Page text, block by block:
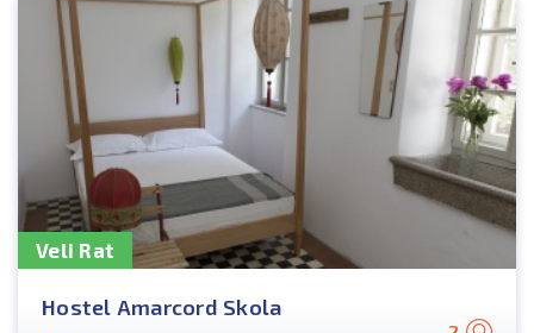
Veli Rat
Hostel Amarcord Skola